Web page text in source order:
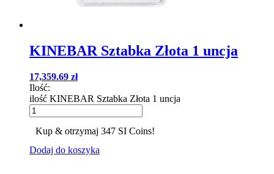
KINEBAR Sztabka Złota 1 uncja
17,359.69 zł
Ilość:
ilość KINEBAR Sztabka Złota 1 uncja
Kup & otrzymaj 347 SI Coins!
Dodaj do koszyka